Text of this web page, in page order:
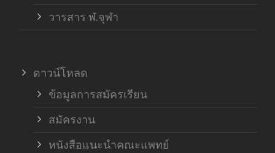
วารสาร ฬ.จุฬา
ดาวน์โหลด
ข้อมูลการสมัครเรียน
สมัครงาน
หนังสือแนะนำคณะแพทย์